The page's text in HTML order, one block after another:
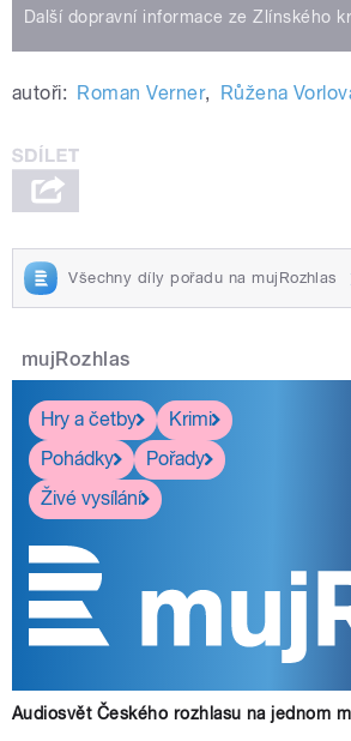
Další dopravní informace ze Zlínského
autoři: Roman Verner, Růžena
Všechny díly pořadu na mujRozhlas
mujRozhlas
Hry a četby
Krimi
Pohádky
Pořady
Živé vysílání
Audiosvět Českého rozhlasu na jednom